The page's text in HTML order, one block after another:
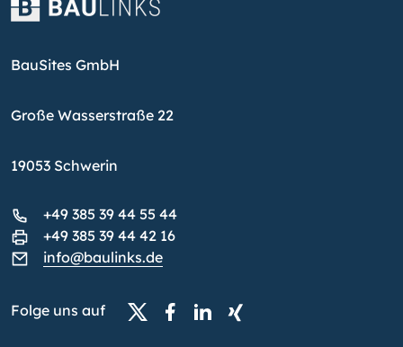
BauSites GmbH
Große Wasserstraße 22
19053 Schwerin
+49 385 39 44 55 44
+49 385 39 44 42 16
info@baulinks.de
Folge uns auf